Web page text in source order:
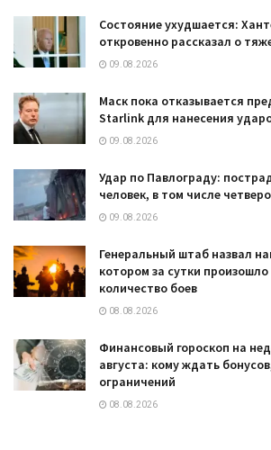
Состояние ухудшается:
откровенно рассказал о
09.08.2026
Маск пока отказывается
Starlink для нанесения
09.08.2026
Удар по Павлограду:
человек, в том числе
09.08.2026
Генеральный штаб назвал
котором за сутки
количество боев
08.08.2026
Финансовый гороскоп на
августа: кому ждать
ограничений
08.08.2026